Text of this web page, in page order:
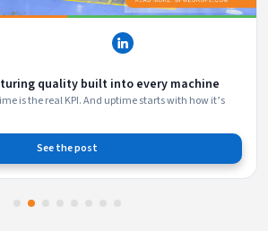
when delivery reliability matters
are tight, delivery predictability isn’t a “nice to
See the post
5